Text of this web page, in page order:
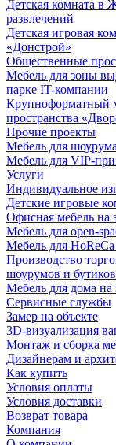
Детская комната в
развлечений
Детская игровая
«Донстрой»
Общественные
Мебель для зоны
парке IT-компании
Крупноформатный
пространства
Прочие проекты
Мебель для
Мебель для VIP-
Услуги
Индивидуальное
Детские игровые
Офисная мебель на
Мебель для open-
Мебель для
Производство
шоурумов и бутиков
Мебель для дома
Сервисные службы
Замер на объекте
3D-визуализация
Монтаж и сборка
Дизайнерам и
Как купить
Условия оплаты
Условия доставки
Возврат товара
Компания